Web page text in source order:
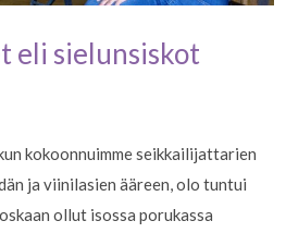
eli sielunsiskot
kokoonnuimme seikkailijattarien
ja viinilasien ääreen, olo tuntui
ollut isossa porukassa